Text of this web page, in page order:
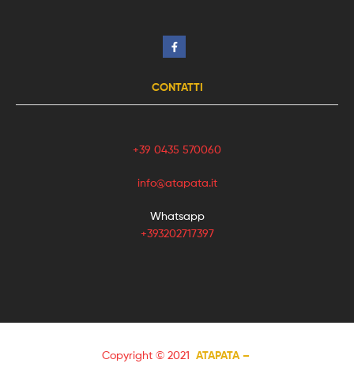
CONTATTI
+39 0435 570060
info@atapata.it
Whatsapp
+393202717397
Copyright © 2021 ATAPATA –